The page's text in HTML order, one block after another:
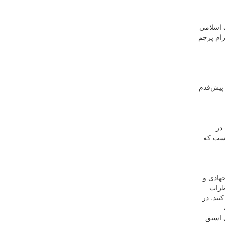
اسلامی
پرچم
پیش‌قدم
که
و
در
اسبق